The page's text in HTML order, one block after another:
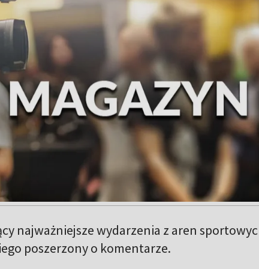
najważniejsze wydarzenia z aren
poszerzony o komentarze.